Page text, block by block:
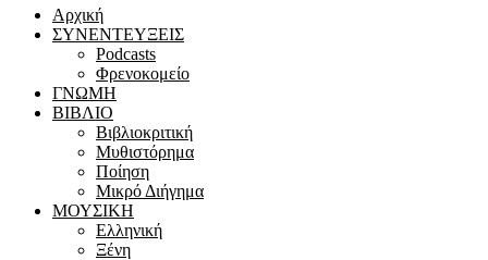
Αρχική
ΣΥΝΕΝΤΕΥΞΕΙΣ
Podcasts
Φρενοκομείο
ΓΝΩΜΗ
ΒΙΒΛΙΟ
Βιβλιοκριτική
Μυθιστόρημα
Ποίηση
Μικρό Διήγημα
ΜΟΥΣΙΚΗ
Ελληνική
Ξένη